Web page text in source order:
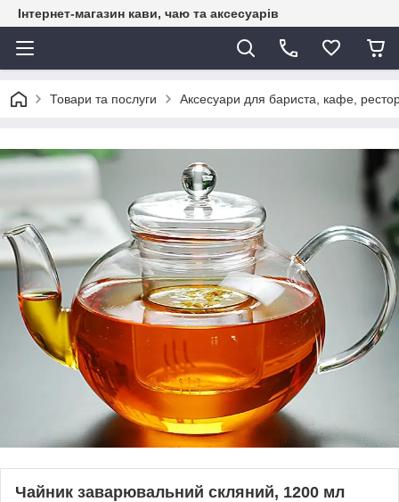
Інтернет-магазин кави, чаю та аксесуарів
Товари та послуги Аксесуари для бариста, кафе,
Чайник заварювальний скляний, 1200 мл